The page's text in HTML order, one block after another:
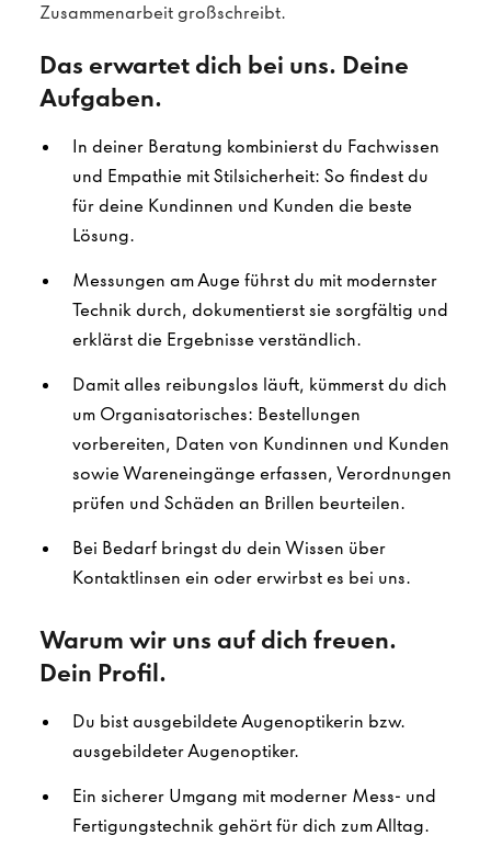
Zusammenarbeit großschreibt.
Das erwartet dich bei uns. Deine
Aufgaben.
In deiner Beratung kombinierst du Fachwissen
und Empathie mit Stilsicherheit: So findest du
für deine Kundinnen und Kunden die beste
Lösung.
Messungen am Auge führst du mit modernster
Technik durch, dokumentierst sie sorgfältig und
erklärst die Ergebnisse verständlich.
Damit alles reibungslos läuft, kümmerst du dich
um Organisatorisches: Bestellungen
vorbereiten, Daten von Kundinnen und Kunden
sowie Wareneingänge erfassen, Verordnungen
prüfen und Schäden an Brillen beurteilen.
Bei Bedarf bringst du dein Wissen über
Kontaktlinsen ein oder erwirbst es bei uns.
Warum wir uns auf dich freuen.
Dein Profil.
Du bist ausgebildete Augenoptikerin bzw.
ausgebildeter Augenoptiker.
Ein sicherer Umgang mit moderner Mess- und
Fertigungstechnik gehört für dich zum Alltag.